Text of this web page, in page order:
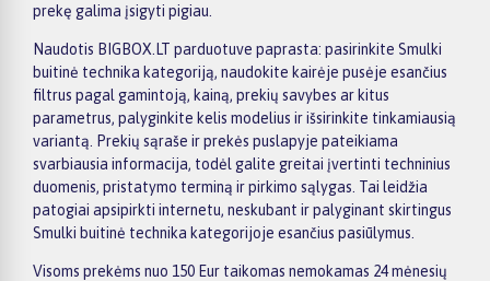
prekę galima įsigyti pigiau.
Naudotis BIGBOX.LT parduotuve paprasta: pasirinkite Smulki
buitinė technika kategoriją, naudokite kairėje pusėje esančius
filtrus pagal gamintoją, kainą, prekių savybes ar kitus
parametrus, palyginkite kelis modelius ir išsirinkite tinkamiausią
variantą. Prekių sąraše ir prekės puslapyje pateikiama
svarbiausia informacija, todėl galite greitai įvertinti techninius
duomenis, pristatymo terminą ir pirkimo sąlygas. Tai leidžia
patogiai apsipirkti internetu, neskubant ir palyginant skirtingus
Smulki buitinė technika kategorijoje esančius pasiūlymus.
Visoms prekėms nuo 150 Eur taikomas nemokamas 24 mėnesių